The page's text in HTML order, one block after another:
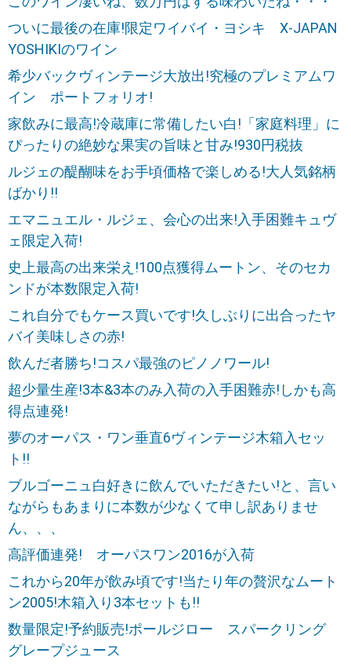
ついに最後の在庫!限定ワイバイ・ヨシキ X-JAPAN
YOSHIKIのワイン
希少バックヴィンテージ大放出!究極のプレミアムワ
イン ポートフォリオ!
家飲みに最高!冷蔵庫に常備したい白!「家庭料理」に
ぴったりの絶妙な果実の旨味と甘み!930円税抜
ルジェの醍醐味をお手頃価格で楽しめる!大人気銘柄
ばかり!!
エマニュエル・ルジェ、会心の出来!入手困難キュヴ
ェ限定入荷!
史上最高の出来栄え!100点獲得ムートン、そのセカ
ンドが本数限定入荷!
これ自分でもケース買いです!久しぶりに出合ったヤ
バイ美味しさの赤!
飲んだ者勝ち!コスパ最強のピノノワール!
超少量生産!3本&3本のみ入荷の入手困難赤!しかも高
得点連発!
夢のオーパス・ワン垂直6ヴィンテージ木箱入セッ
ト!!
ブルゴーニュ白好きに飲んでいただきたい!と、言い
ながらもあまりに本数が少なくて申し訳ありませ
ん、、、
高評価連発! オーパスワン2016が入荷
これから20年が飲み頃です!当たり年の贅沢なムート
ン2005!木箱入り3本セットも!!
数量限定!予約販売!ポールジロー スパークリング
グレープジュース